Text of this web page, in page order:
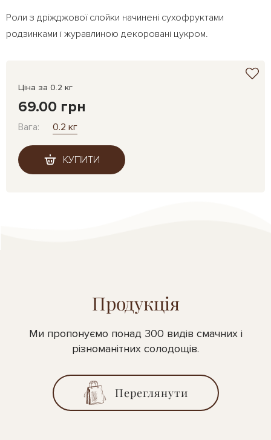
Роли з дріжджової слойки начинені сухофруктами
родзинками і журавлиною декоровані цукром.
Ціна за 0.2 кг
69.00 грн
Вага: 0.2 кг
КУПИТИ
Продукція
Ми пропонуємо понад 300 видів смачних і
різноманітних солодощів.
Переглянути